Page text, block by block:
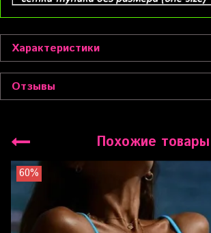
Характеристики
Отзывы
Похожие товары
60%